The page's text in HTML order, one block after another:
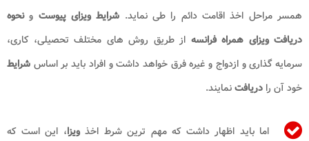
همسر مراحل اخذ اقامت دائم را طی نماید. شرایط ویزای پیوست ونحوه
دریافت ویزای همراه فرانسه از طریق روش های مختلف تحصیلی، کاری،
سرمایه گذاری و ازدواج و غیره فرق خواهد داشت و افراد باید بر اساس شرایط
خود آن را دریافتنمایند.
اما باید اظهار داشت که مهم ترین شرط اخذویزا، این است که